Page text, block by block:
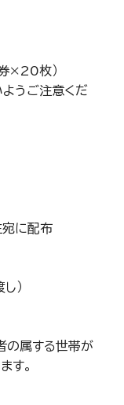
×20枚）
うご注意くだ
に配布
）
の属する世帯が
す。